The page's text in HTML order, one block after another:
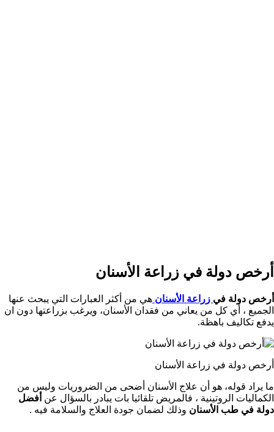
أرخص دولة في زراعة الأسنان
أرخص دولة في زراعة الأسنان هي من أكثر العبارات التي يبحث عنها
الجميع ، أي كل من يعاني من فقدان الأسنان، ويرغب بزراعتها دون ان
يدفع تكاليف باهظة.
أرخص دولة في زراعة الأسنان
ما يراد قوله، هو أن علاج الأسنان أضحى من الضروريات وليس من
الكماليات الروتينية ، فالمريض تلقائيا بات يبادر بالسؤال عن أفضل
دولة في طب الأسنان وذلك لضمان جودة العلاج والسلامة فيه .